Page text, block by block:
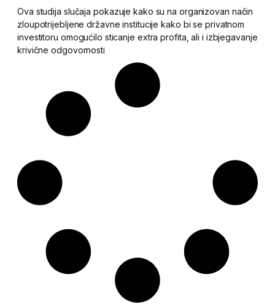
Ova studija slučaja pokazuje kako su na organizovan način
zloupotrijebljene državne institucije kako bi se privatnom
investitoru omogućilo sticanje extra profita, ali i izbjegavanje
krivične odgovornosti